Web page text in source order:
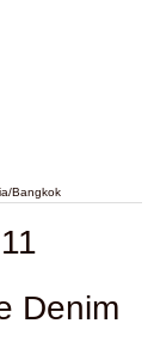
Bangkok
Denim